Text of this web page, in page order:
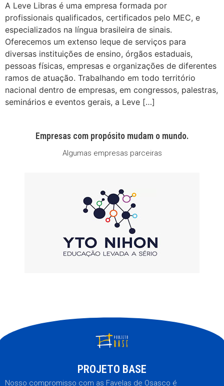
A Leve Libras é uma empresa formada por
profissionais qualificados, certificados pelo MEC, e
especializados na língua brasileira de sinais.
Oferecemos um extenso leque de serviços para
diversas instituições de ensino, órgãos estaduais,
pessoas físicas, empresas e organizações de diferentes
ramos de atuação. Trabalhando em todo território
nacional dentro de empresas, em congressos, palestras,
seminários e eventos gerais, a Leve […]
Empresas com propósito mudam o mundo.
Algumas empresas parceiras
PROJETO BASE
Nosso compromisso com as Favelas de Osasco é